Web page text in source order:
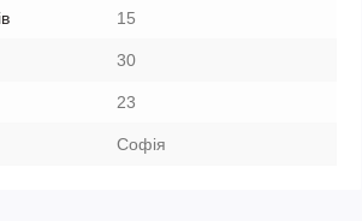
15
30
23
Софiя